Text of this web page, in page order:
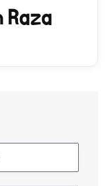
Raza